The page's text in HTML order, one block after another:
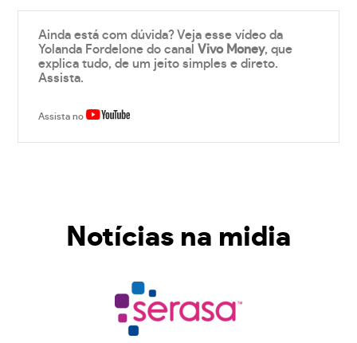
Ainda está com dúvida? Veja esse vídeo da
Yolanda Fordelone do canalVivo Money, que
explica tudo, de um jeito simples e direto.
Assista.
Assista no
Notícias na midia